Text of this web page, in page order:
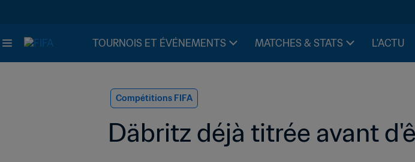
TOURNOIS ET ÉVÉNEMENTS MATCHES & STATS L'ACTU
Compétitions FIFA
Däbritz déjà titrée avant